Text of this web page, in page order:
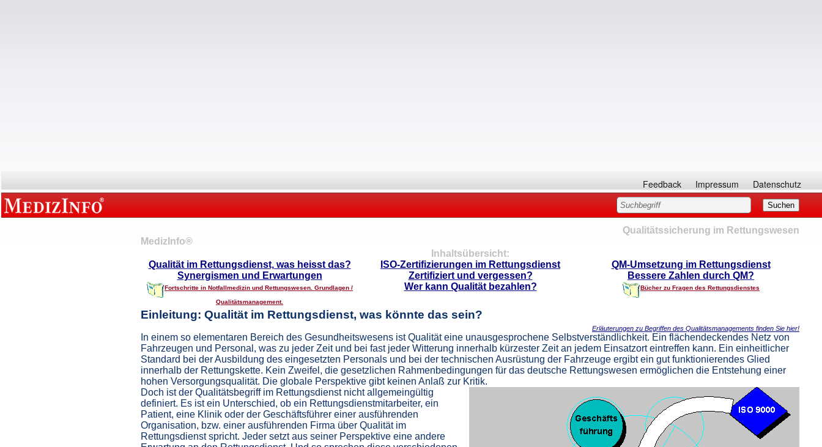
Feedback Impressum Datenschutz
Qualitätssicherung im Rettungswesen
MedizInfo®
Inhaltsübersicht:
Qualität im Rettungsdienst, was heisst das?
ISO-Zertifizierungen im Rettungsdienst
QM-Umsetzung im Rettungsdienst
Synergismen und Erwartungen
Zertifiziert und vergessen? Bessere Zahlen durch QM?
Fortschritte in Notfallmedizin und Rettungswesen. Grundlagen /
Qualitätsmanagement.
Wer kann Qualität bezahlen? Bücher zu Fragen des Rettungsdienstes
Einleitung: Qualität im Rettungsdienst, was könnte das sein?
Erläuterungen zu Begriffen des Qualitätsmanagements finden Sie hier!
In einem so elementaren Bereich des Gesundheitswesens ist Qualität eine unausgesprochene Selbstverständlichkeit. Ein flächendeckendes Netz von
Fahrzeugen und Personal, was zu jeder Zeit und bei fast jeder Witterung innerhalb kürzester Zeit an jedem Einsatzort eintreffen kann. Ein einheitlicher
Standard bei der Ausbildung des eingesetzten Personals und bei der technischen Ausrüstung der Fahrzeuge ergibt ein gut funktionierendes Glied
innerhalb der Rettungskette. Kein Zweifel, die gesetzlichen Rahmenbedingungen für das deutsche Rettungswesen ermöglichen die Entstehung einer
hohen Versorgungsqualität. Die globale Perspektive gibt keinen Anlaß zur Kritik.
Doch ist der Qualitätsbegriff im Rettungsdienst nicht allgemeingültig
definiert. Es ist ein Unterschied, ob ein Rettungsdienstmitarbeiter, ein
Patient, eine Klinik oder der Geschäftsführer einer ausführenden
Organisation, bzw. einer ausführenden Firma über Qualität im
Rettungsdienst spricht. Jeder setzt aus seiner Perspektive eine andere